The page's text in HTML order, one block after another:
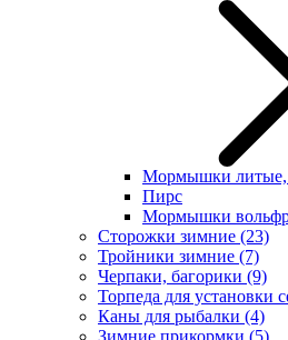
Мормышки литые,
Пирс
Мормышки
Сторожки зимние (23)
Тройники зимние (7)
Черпаки, багорики (9)
Торпеда для установки
Каны для рыбалки (4)
Зимние прикормки (5)